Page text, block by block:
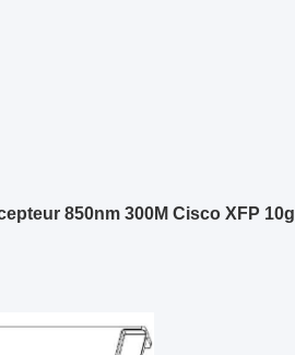
850nm 300M Cisco XFP 10g